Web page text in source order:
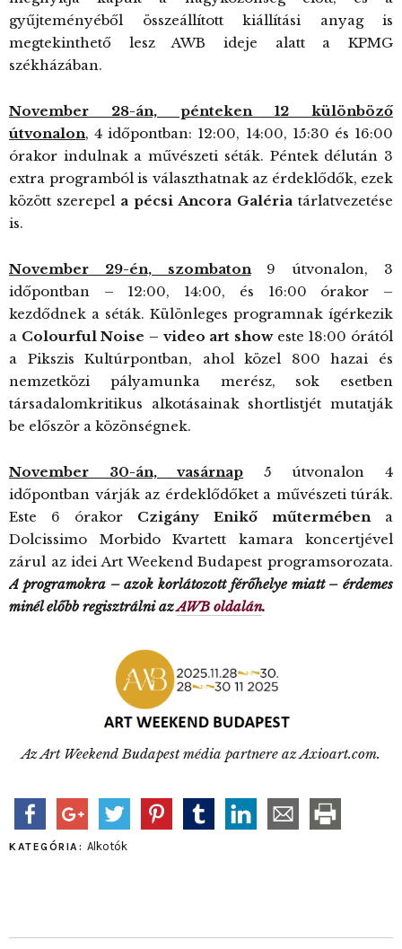
gyűjteményéből összeállított kiállítási anyag is
megtekinthető lesz AWB ideje alatt a KPMG
székházában.
November 28-án, pénteken 12 különböző
útvonalon, 4 időpontban: 12:00, 14:00, 15:30 és 16:00
órakor indulnak a művészeti séták. Péntek délután 3
extra programból is választhatnak az érdeklődők, ezek
között szerepel a pécsi Ancora Galéria tárlatvezetése
is.
November 29-én, szombaton9 útvonalon, 3
időpontban – 12:00, 14:00, és 16:00 órakor –
kezdődnek a séták. Különleges programnak ígérkezik
a Colourful Noise – video art show este 18:00 órától
a Pikszis Kultúrpontban, ahol közel 800 hazai és
nemzetközi pályamunka merész, sok esetben
társadalomkritikus alkotásainak shortlistjét mutatják
be először a közönségnek.
November 30-án, vasárnap 5 útvonalon 4
időpontban várják az érdeklődőket a művészeti túrák.
Este 6 órakor Czigány Enikő műtermében a
Dolcissimo Morbido Kvartett kamara koncertjével
zárul az idei Art Weekend Budapest programsorozata.
A programokra – azok korlátozott férőhelye miatt – érdemes
minél előbb regisztrálni azAWB oldalán.
Az Art Weekend Budapest média partnere az Axioart.com.
KATEGÓRIA: Alkotók